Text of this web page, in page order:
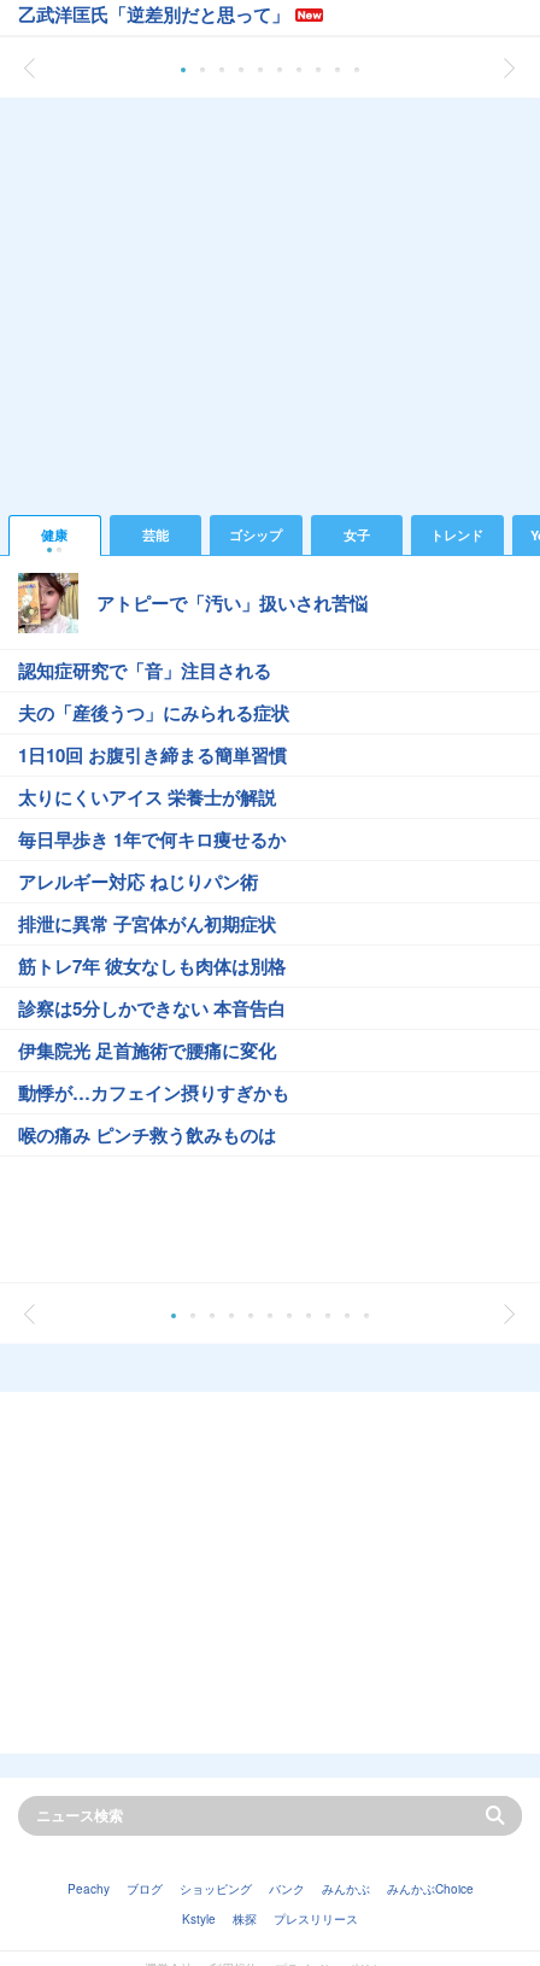
乙武洋匡氏「逆差別だと思って」
健康 芸能 ゴシップ 女子 トレンド
アトピーで「汚い」扱いされ苦悩
認知症研究で「音」注目される
夫の「産後うつ」にみられる症状
1日10回 お腹引き締まる簡単習慣
太りにくいアイス 栄養士が解説
毎日早歩き 1年で何キロ痩せるか
アレルギー対応 ねじりパン術
排泄に異常 子宮体がん初期症状
筋トレ7年 彼女なしも肉体は別格
診察は5分しかできない 本音告白
伊集院光 足首施術で腰痛に変化
動悸が…カフェイン摂りすぎかも
喉の痛み ピンチ救う飲みものは
Peachy ブログ ショッピング バンク みんかぶ
みんかぶChoice
Kstyle
株探 プレスリリース